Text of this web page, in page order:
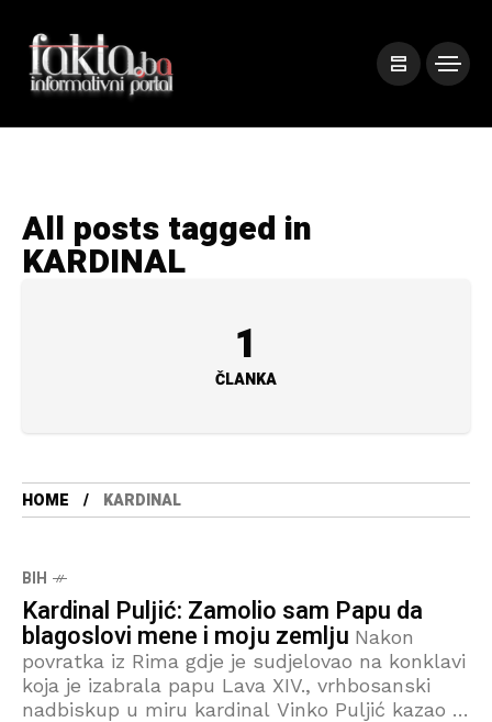
All posts tagged in
KARDINAL
1
ČLANKA
HOME KARDINAL
BIH
Kardinal Puljić: Zamolio sam Papu da
blagoslovi mene i moju zemlju Nakon
povratka iz Rima gdje je sudjelovao na konklavi
koja je izabrala papu Lava XIV., vrhbosanski
nadbiskup u miru kardinal Vinko Puljić kazao je